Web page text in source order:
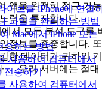
이브를 iPhone에 연결
파일을 관리하는 방법
Mac에서 iPhone 또는
송하는 방법
사용하여 컴퓨터에서
전송하기
사용하여 컴퓨터에서
앱을 완전히 접근 가능
력을 투자합니다.
서 모든 분석 도구를
정보를 존중합니다. 또
한 데이터가 귀하의 기
— 우리 서버에는 절대